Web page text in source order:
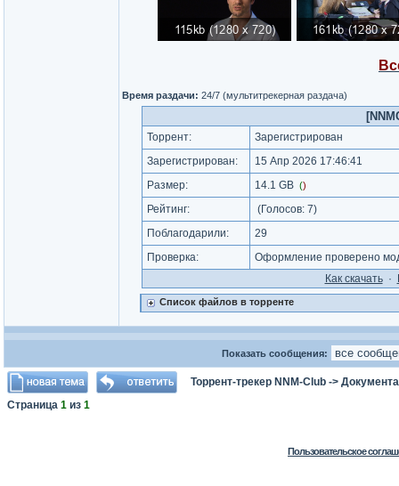
Время раздачи: 24/7 (мультитрекерная раздача)
Торрент:
Зарегистрирован
Зарегистрирован:
15 Апр 2026 17:46:41
Размер:
14.1 GB ()
Рейтинг: (Голосов: 7)
Поблагодарили:
29
Проверка:
Оформление проверено
Как cкачать·
Список файлов в торренте
Показать сообщения:
Торрент-трекер NNM-Club ->
Страница 1 из 1
Пользовательское